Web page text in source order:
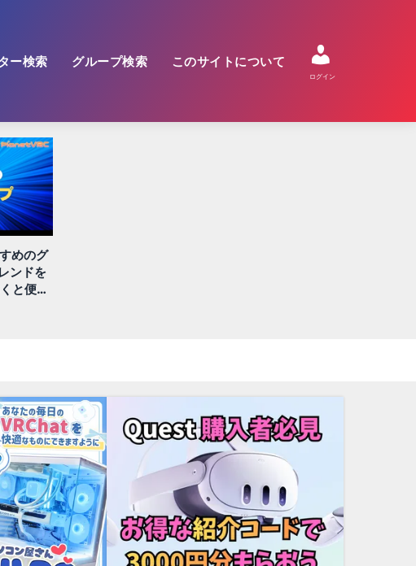
ー検索 グループ検索 このサイトについて
ログイン
めのグ
ンドを
と便利